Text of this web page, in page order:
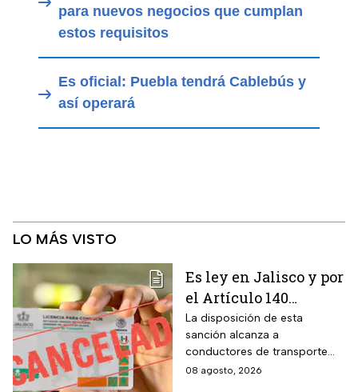
para nuevos negocios que cumplan
estos requisitos
Es oficial: Puebla tendrá Cablebús y
así operará
LO MÁS VISTO
Es ley en Jalisco y por
el Artículo 140
cancelarán la licencia
de conducir de por
vida a todos los
automovilistas que
La disposición de esta
sanción alcanza a
conductores de transporte
escolar, unidades de
08 agosto, 2026